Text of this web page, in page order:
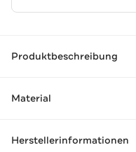
Produktbeschreibung
Material
Herstellerinformationen